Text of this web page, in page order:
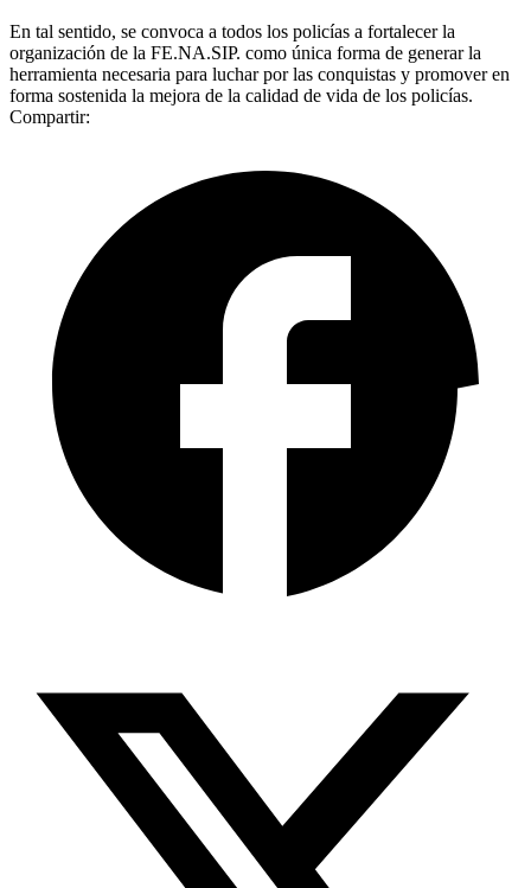
En tal sentido, se convoca a todos los policías a fortalecer la
organización de la FE.NA.SIP. como única forma de generar la
herramienta necesaria para luchar por las conquistas y promover en
forma sostenida la mejora de la calidad de vida de los policías.
Compartir: